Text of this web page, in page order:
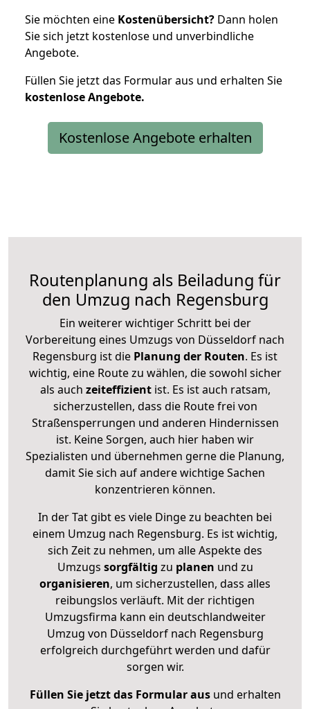
Sie möchten eine Kostenübersicht? Dann holen
Sie sich jetzt kostenlose und unverbindliche
Angebote.
Füllen Sie jetzt das Formular aus und erhalten Sie
kostenloseAngebote.
Kostenlose Angebote erhalten
Routenplanung als Beiladung für
den Umzug nach Regensburg
Ein weiterer wichtiger Schritt bei der
Vorbereitung eines Umzugs von Düsseldorf nach
Regensburg ist die Planung der Routen. Es ist
wichtig, eine Route zu wählen, die sowohl sicher
als auch zeiteffizientist. Es ist auch ratsam,
sicherzustellen, dass die Route frei von
Straßensperrungen und anderen Hindernissen
ist. Keine Sorgen, auch hier haben wir
Spezialisten und übernehmen gerne die Planung,
damit Sie sich auf andere wichtige Sachen
konzentrieren können.
In der Tat gibt es viele Dinge zu beachten bei
einem Umzug nach Regensburg. Es ist wichtig,
sich Zeit zu nehmen, um alle Aspekte des
Umzugs sorgfältig zu planen und zu
organisieren, um sicherzustellen, dass alles
reibungslos verläuft. Mit der richtigen
Umzugsfirma kann ein deutschlandweiter
Umzug von Düsseldorf nach Regensburg
erfolgreich durchgeführt werden und dafür
sorgen wir.
Füllen Sie jetzt das Formular ausund erhalten